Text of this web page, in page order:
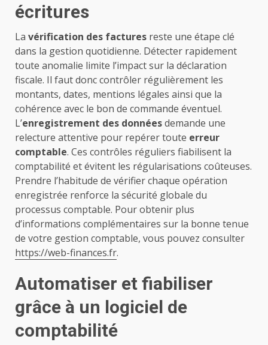
écritures
La vérification des factures reste une étape clé
dans la gestion quotidienne. Détecter rapidement
toute anomalie limite l’impact sur la déclaration
fiscale. Il faut donc contrôler régulièrement les
montants, dates, mentions légales ainsi que la
cohérence avec le bon de commande éventuel.
L’enregistrement des donnéesdemande une
relecture attentive pour repérer toute erreur
comptable. Ces contrôles réguliers fiabilisent la
comptabilité et évitent les régularisations coûteuses.
Prendre l’habitude de vérifier chaque opération
enregistrée renforce la sécurité globale du
processus comptable. Pour obtenir plus
d’informations complémentaires sur la bonne tenue
de votre gestion comptable, vous pouvez consulter
https://web-finances.fr.
Automatiser et fiabiliser
grâce à un logiciel de
comptabilité